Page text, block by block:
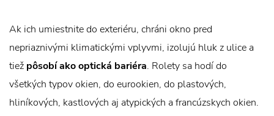
Ak ich umiestnite do exteriéru, chráni okno pred
nepriaznivými klimatickými vplyvmi, izolujú hluk z ulice a
tiež pôsobí ako optická bariéra. Rolety sa hodí do
všetkých typov okien, do eurookien, do plastových,
hliníkových, kastlových aj atypických a francúzskych okien.